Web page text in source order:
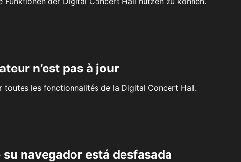
n’est pas à jour
les fonctionnalités de la Digital Concert Hall.
navegador está desfasada